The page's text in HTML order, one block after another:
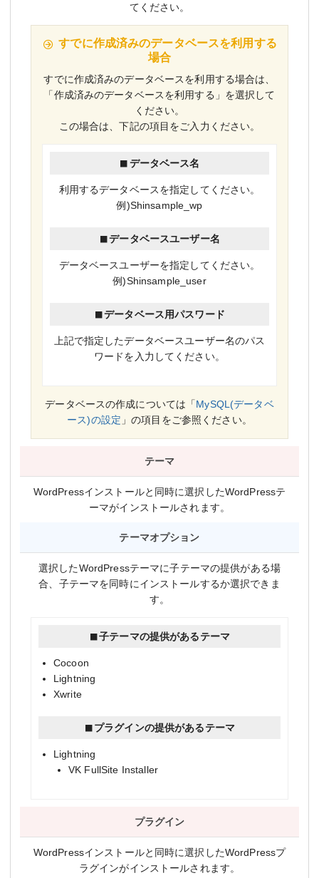
てください。
すでに作成済みのデータベースを利用する
場合
すでに作成済みのデータベースを利用する場合は、
「作成済みのデータベースを利用する」を選択して
ください。
この場合は、下記の項目をご入力ください。
データベース名
利用するデータベースを指定してください。
例)Shinsample_wp
データベースユーザー名
データベースユーザーを指定してください。
例)Shinsample_user
データベース用パスワード
上記で指定したデータベースユーザー名のパス
ワードを入力してください。
データベースの作成については「MySQL(データベ
ース)の設定 」の項目をご参照ください。
テーマ
WordPressインストールと同時に選択したWordPressテ
ーマがインストールされます。
テーマオプション
選択したWordPressテーマに子テーマの提供がある場
合、子テーマを同時にインストールするか選択できま
す。
子テーマの提供があるテーマ
Cocoon
Lightning
Xwrite
プラグインの提供があるテーマ
Lightning
VK FullSite Installer
プラグイン
WordPressインストールと同時に選択したWordPressプ
ラグインがインストールされます。